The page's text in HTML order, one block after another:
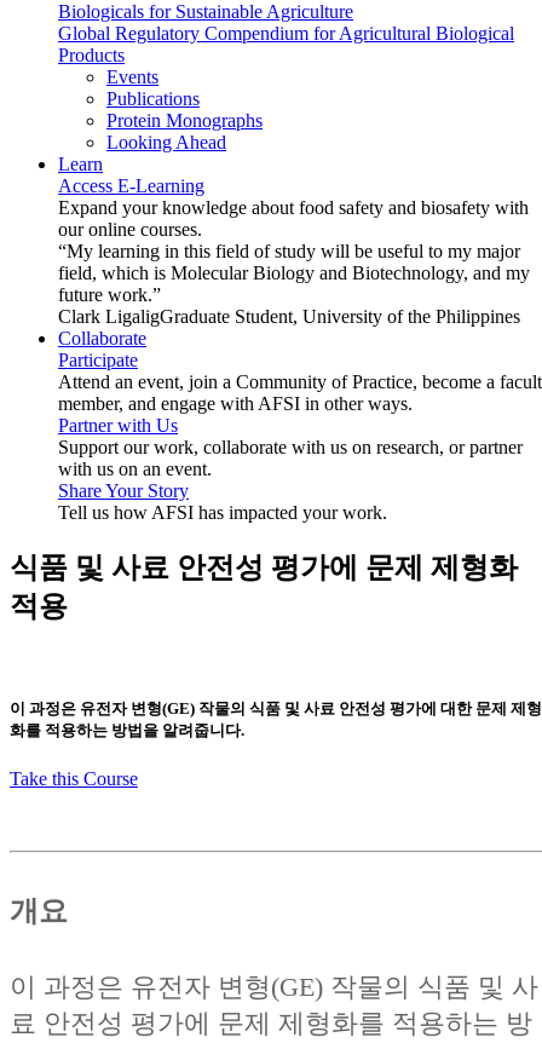
Biologicals for Sustainable Agriculture
Global Regulatory Compendium for Agricultural Biological
Products
Events
Publications
Protein Monographs
Looking Ahead
Learn
Access E-Learning
Expand your knowledge about food safety and biosafety with
our online courses.
“My learning in this field of study will be useful to my major
field, which is Molecular Biology and Biotechnology, and my
future work.”
Clark LigaligGraduate Student, University of the Philippines
Collaborate
Participate
Attend an event, join a Community of Practice, become a
member, and engage with AFSI in other ways.
Partner with Us
Support our work, collaborate with us on research, or partner
with us on an event.
Share Your Story
Tell us how AFSI has impacted your work.
식품 및 사료 안전성 평가에 문제 제형화
적용
이 과정은 유전자 변형(GE) 작물의 식품 및 사료 안전성 평가에 대한 문제 제형
화를 적용하는 방법을 알려줍니다.
Take this Course
개요
이 과정은 유전자 변형(GE) 작물의 식품 및 사
료 안전성 평가에 문제 제형화를 적용하는 방